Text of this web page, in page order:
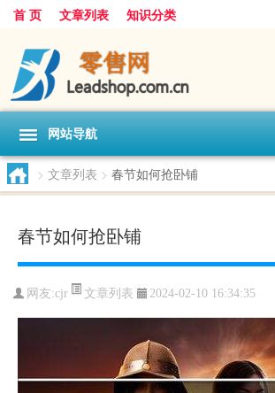
首 页 文章列表 知识分类
网站导航
> 文章列表 > 春节如何抢卧铺
春节如何抢卧铺
网友:cjr 文章列表 2024-02-10 16:34:35